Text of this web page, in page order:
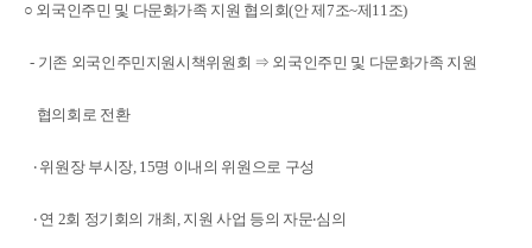
○ 외국인주민 및 다문화가족 지원 협의회(안 제7조~제11조)
- 기존 외국인주민지원시책위원회 ⇒ 외국인주민 및 다문화가족 지원
협의회로 전환
‧ 위원장 부시장, 15명 이내의 위원으로 구성
‧ 연 2회 정기회의 개최, 지원 사업 등의 자문‧심의